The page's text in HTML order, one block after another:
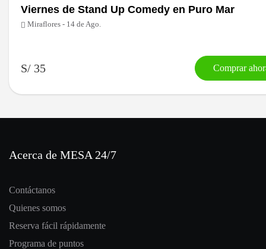
Viernes de Stand Up Comedy en Puro Mar
Miraflores - 14 de Ago.
S/ 35 Comprar
Acerca de MESA 24/7
Contáctanos
Quienes somos
Reserva fácil rápidamente
Programa de puntos